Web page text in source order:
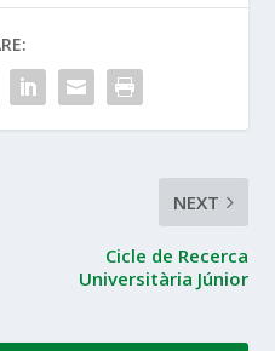
NEXT
Cicle de Recerca
Universitària Júnior